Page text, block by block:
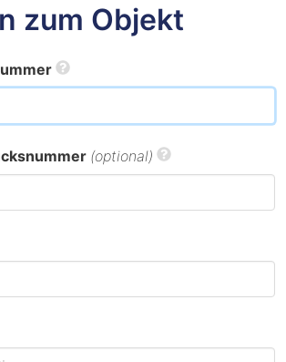
zum Objekt
(optional)